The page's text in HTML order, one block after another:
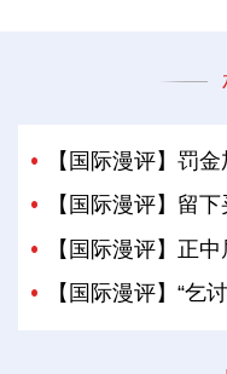
【国际漫评】罚
【国际漫评】留
【国际漫评】正
【国际漫评】“乞